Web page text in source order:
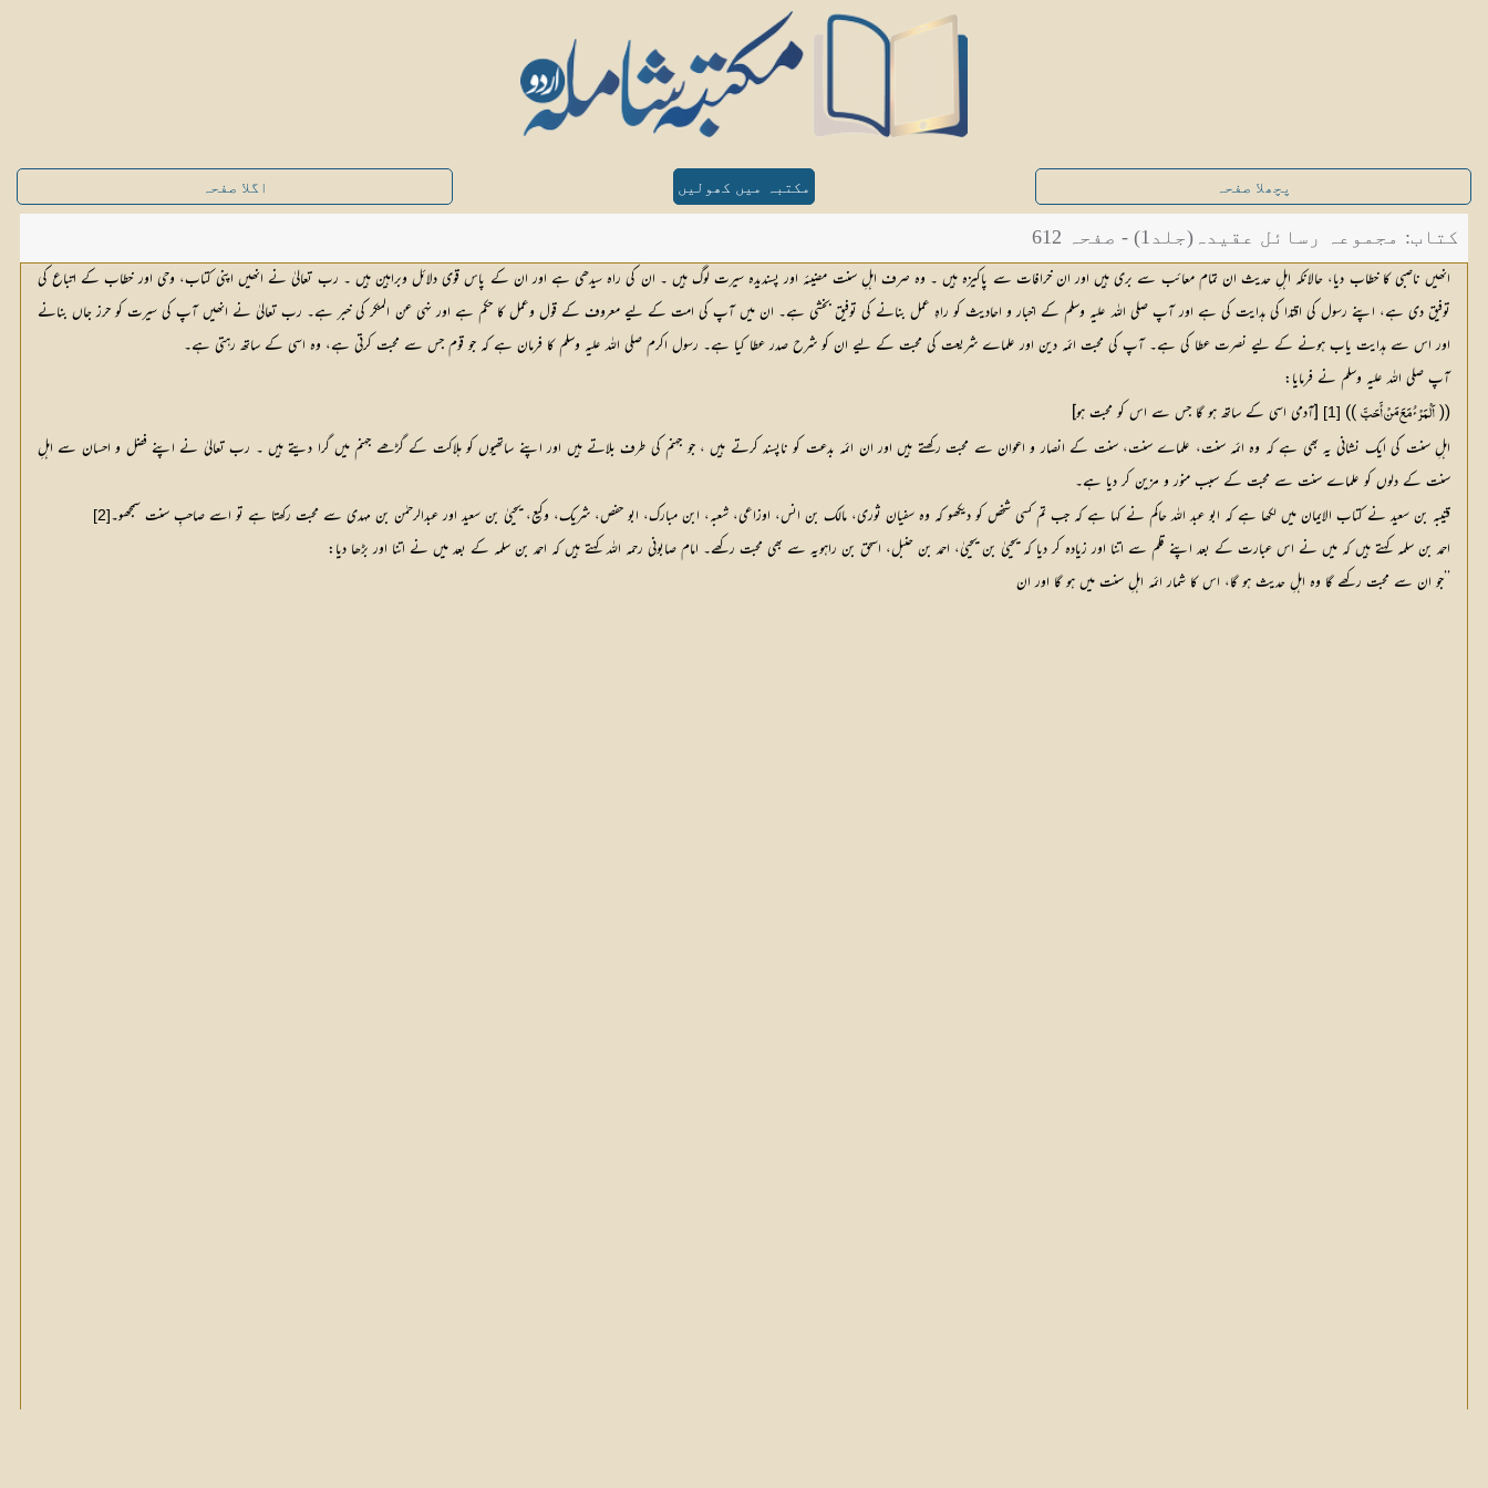
پچھلا صفحہ مکتبہ میں کھولیں اگلا صفحہ
کتاب: مجموعہ رسائل عقیدہ(جلد1) - صفحہ 612
انھیں ناصبی کا خطاب دیا، حالانکہ اہلِ حدیث ان تمام معائب سے بری ہیں اور ان خرافات سے پاکیزہ ہیں ۔ وہ صرف اہلِ سنت مضیئہ اور پسندیدہ سیرت لوگ ہیں ۔ ان کی راہ سیدھی ہے اور ان کے پاس قوی دلائل وبراہین ہیں ۔ رب تعالیٰ نے انھیں اپنی کتاب، وحی اور خطاب کے اتباع کی
توفیق دی ہے، اپنے رسول کی اقتدا کی ہدایت کی ہے اور آپ صلی اللہ علیہ وسلم کے اخبار و احادیث کو راہِ عمل بنانے کی توفیق بخشی ہے۔ ان میں آپ کی امت کے لیے معروف کے قول وعمل کا حکم ہے اور نہی عن المنکر کی خبر ہے۔ رب تعالیٰ نے انھیں آپ کی سیرت کو حرز جاں بنانے
اور اس سے ہدایت یاب ہونے کے لیے نصرت عطا کی ہے۔ آپ کی محبت ائمہ دین اور علماے شریعت کی محبت کے لیے ان کو شرح صدر عطا کیا ہے۔ رسول اکرم صلی اللہ علیہ وسلم کا فرمان ہے کہ جو قوم جس سے محبت کرتی ہے، وہ اسی کے ساتھ رہتی ہے۔
آپ صلی اللہ علیہ وسلم نے فرمایا:
(( اَلْمَرْئُ مَعَ مَنْ أَحَبَّ ))
[1]
[آدمی اسی کے ساتھ ہو گا جس سے اس کو محبت ہو]
اہلِ سنت کی ایک نشانی یہ بھی ہے کہ وہ ائمہ سنت، علماے سنت، سنت کے انصار و اعوان سے محبت رکھتے ہیں اور ان ائمہ بدعت کو ناپسند کرتے ہیں ، جو جہنم کی طرف بلاتے ہیں اور اپنے ساتھیوں کو ہلاکت کے گڑھے جہنم میں گرا دیتے ہیں ۔ رب تعالیٰ نے اپنے فضل و احسان سے اہلِ
سنت کے دلوں کو علماے سنت سے محبت کے سبب منور و مزین کر دیا ہے۔
قتیبہ بن سعید نے کتاب الایمان میں لکھا ہے کہ ابو عبد اللہ حاکم نے کہا ہے کہ جب تم کسی شخص کو دیکھو کہ وہ سفیان ثوری، مالک بن انس، اوزاعی، شعبہ، ابن مبارک، ابو حفص، شریک، وکیع، یحییٰ بن سعید اور عبدالرحمٰن بن مہدی سے محبت رکھتا ہے تو اسے صاحبِ سنت سمجھو۔[2]
احمد بن سلمہ کہتے ہیں کہ میں نے اس عبارت کے بعد اپنے قلم سے اتنا اور زیادہ کر دیا کہ یحییٰ بن یحییٰ، احمد بن حنبل، اسحق بن راہویہ سے بھی محبت رکھے۔ امام صابونی رحمہ اللہ کہتے ہیں کہ احمد بن سلمہ کے بعد میں نے اتنا اور بڑھا دیا:
’’جو ان سے محبت رکھے گا وہ اہلِ حدیث ہو گا، اس کا شمار ائمہ اہلِ سنت میں ہو گا اور ان